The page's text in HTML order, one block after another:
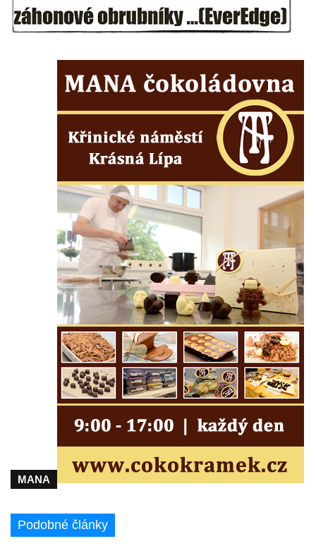
Kostel Zvěstování Panny Marie v Duchcově
Výklenková kaple v Teplické ulici u stadionu
Kostel svatých Petra a Pavla v Jeníkově
Kaple svaté Anny v Jeníkově
Kaple Panny Marie v Lahošti
Kaple svatého Jana Nepomuckého v
Kostel svatého Mikuláše v Mikulášovicích
Kaple Tří otců v Mikulášovicích
Kaple Matky Boží v Mikulášovicích
Kaple Andělů strážných (Fürleova kaple) v
Mikulášovicích
Balzerova kaple v Mikulášovicích
Kostel svatého Václava ve Šluknově
Kostel svatého Mikuláše v Třebušíně
Klášterní kostel svatého Františka z Assisi v
Zákupech
Kaple svatého Josefa u Zákup
Kostel svatých Fabiána a Šebestiána v
Zákupech
Kostel svatého Havla v Kuřívodech
Kaple Krista v žaláři u kostela Nalezení
Kostel Nalezení svatého Kříže ve Frýdlantu
MANA
Podobné články